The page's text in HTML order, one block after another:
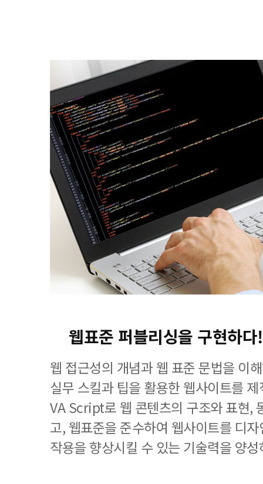
웹표준 퍼블리싱을 구현하다!
웹 접근성의 개념과 웹 표준 문법을 이
실무 스킬과 팁을 활용한 웹사이트를
VA Script로 웹 콘텐츠의 구조와 표현,
고, 웹표준을 준수하여 웹사이트를 디
작용을 향상시킬 수 있는 기술력을 양